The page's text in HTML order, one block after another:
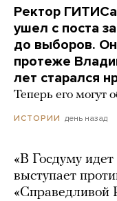
Ректор ГИТИСа
ушел с поста
до выборов. Он
протеже
лет старался
Теперь его могут
ИСТОРИИ день назад
«В Госдуму
выступает
«Справедливой